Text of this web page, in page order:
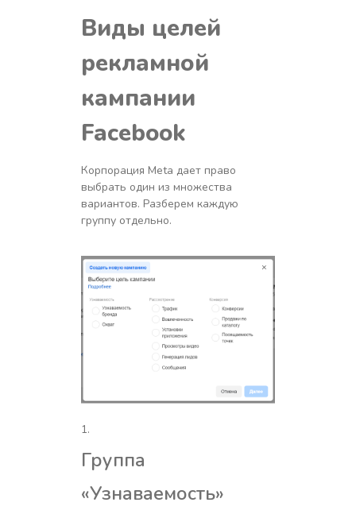
Виды целей
рекламной
кампании
Facebook
Корпорация Meta дает право
выбрать один из множества
вариантов. Разберем каждую
группу отдельно.
Группа
«Узнаваемость»